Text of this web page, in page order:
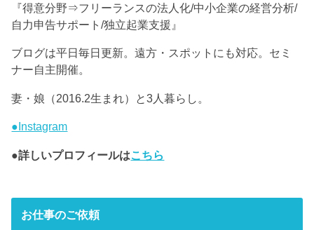
『得意分野⇒フリーランスの法人化/中小企業の経営分析/
自力申告サポート/独立起業支援』
ブログは平日毎日更新。遠方・スポットにも対応。セミ
ナー自主開催。
妻・娘（2016.2生まれ）と3人暮らし。
●Instagram
●詳しいプロフィールはこちら
お仕事のご依頼